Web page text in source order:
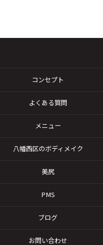
コンセプト
よくある質問
メニュー
八幡西区のボディメイク
美尻
PMS
ブログ
お問い合わせ